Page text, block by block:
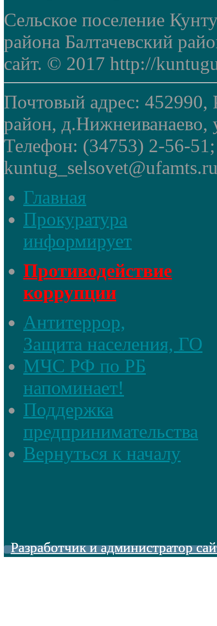
Сельское поселение
района Балтачевский
сайт. © 2017 http://
Почтовый адрес: 452990,
район, д.Нижнеиванаево,
Телефон: (34753) 2-56-
Главная
Прокуратура
информирует
Противодействие
коррупции
Антитеррор,
Защита населения, ГО
МЧС РФ по РБ
напоминает!
Поддержка
предпринимательства
Вернуться к началу
Разработчик и администратор